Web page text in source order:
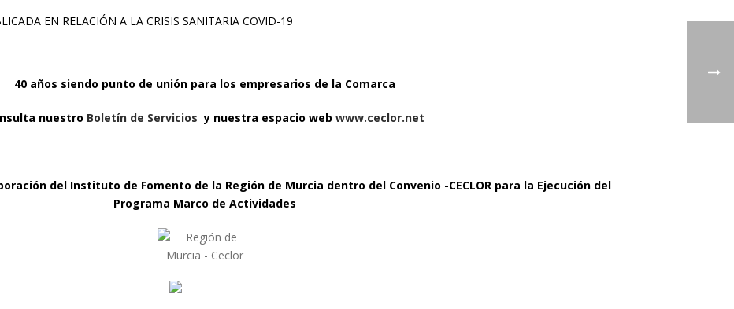
EN RELACIÓN A LA CRISIS SANITARIA COVID-19
40 años siendo punto de unión para los empresarios de la Comarca
nuestro Boletín de Servicios y nuestra espacio web www.ceclor.net
del Instituto de Fomento de la Región de Murcia dentro del Convenio -CECLOR para la Ejecución del
Programa Marco de Actividades